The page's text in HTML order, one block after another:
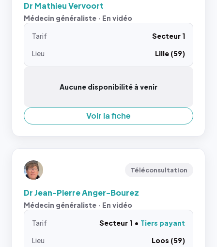
Dr Mathieu Vervoort
Médecin généraliste · En vidéo
Tarif
Secteur 1
Lieu
Lille (59)
Aucune disponibilité à venir
Voir la fiche
Téléconsultation
Dr Jean-Pierre Anger-Bourez
Médecin généraliste · En vidéo
Tarif Secteur 1
Tiers payant
Lieu
Loos (59)